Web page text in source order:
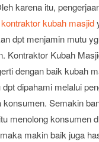
karena itu,
kontraktor kubah masjid
dpt menjamin mutu
Kontraktor Kubah
dengan baik kubah
dipahami melalui
konsumen. Semakin
menolong konsumen
makin baik juga